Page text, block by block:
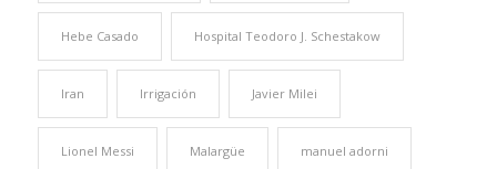
Hebe Casado Hospital Teodoro J. Schestakow
Iran Irrigación Javier Milei
Lionel Messi Malargüe manuel adorni